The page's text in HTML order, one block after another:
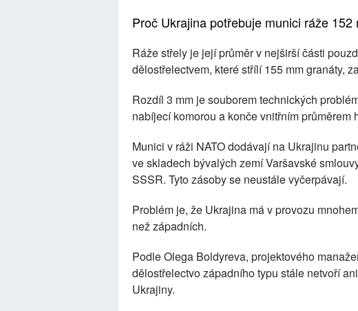
Proč Ukrajina potřebuje munici ráže 152
Ráže střely je její průměr v nejširší části
dělostřelectvem, které střílí 155 mm granáty,
Rozdíl 3 mm je souborem technických
nabíjecí komorou a konče vnitřním průměrem
Munici v ráži NATO dodávají na Ukrajinu
ve skladech bývalých zemí Varšavské
SSSR. Tyto zásoby se neustále vyčerpávají.
Problém je, že Ukrajina má v provozu
než západních.
Podle Olega Boldyreva, projektového
dělostřelectvo západního typu stále netvoří
Ukrajiny.